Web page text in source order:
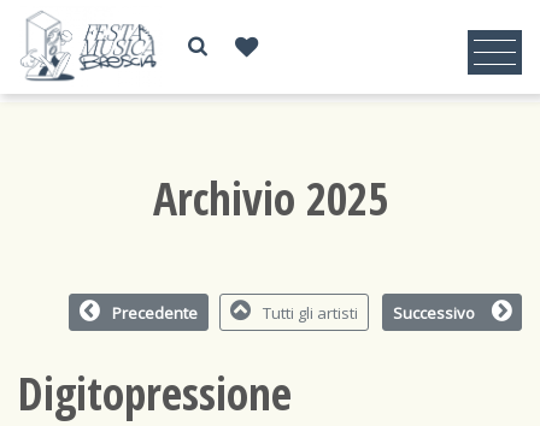
Archivio 2025
Precedente Tutti gli artisti Successivo
Digitopressione